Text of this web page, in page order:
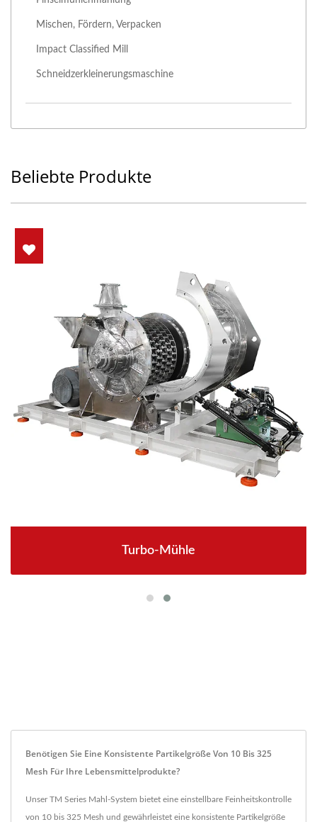
Mischen, Fördern, Verpacken
Impact Classified Mill
Schneidzerkleinerungsmaschine
Beliebte Produkte
Turbo-Mühle
Benötigen Sie Eine Konsistente Partikelgröße Von 10 Bis 325
Mesh Für Ihre Lebensmittelprodukte?
Unser TM Series Mahl-System bietet eine einstellbare Feinheitskontrolle
von 10 bis 325 Mesh und gewährleistet eine konsistente Partikelgröße